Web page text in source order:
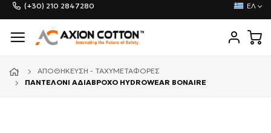
(+30) 210 2847280 ΕΛ
ΑΠΟΘΉΚΕΥΣΗ - ΤΑΧΥΜΕΤΑΦΟΡΈΣ
ΠΑΝΤΕΛΟΝΙ ΑΔΙΑΒΡΟΧΟ HYDROWEAR BONAIRE